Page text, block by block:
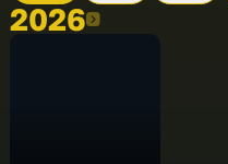
20262026